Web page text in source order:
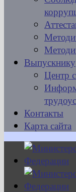
Выпускнику
Центр
Контакты
Карта сайта